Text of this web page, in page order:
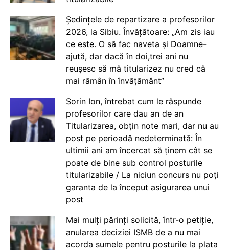
Ședințele de repartizare a profesorilor
2026, la Sibiu. Învățătoare: „Am zis iau
ce este. O să fac naveta și Doamne-
ajută, dar dacă în doi,trei ani nu
reușesc să mă titularizez nu cred că
mai rămân în învățământ”
Sorin Ion, întrebat cum le răspunde
profesorilor care dau an de an
Titularizarea, obțin note mari, dar nu au
post pe perioadă nedeterminată: În
ultimii ani am încercat să ținem cât se
poate de bine sub control posturile
titularizabile / La niciun concurs nu poți
garanta de la început asigurarea unui
post
Mai mulți părinți solicită, într-o petiție,
anularea deciziei ISMB de a nu mai
acorda sumele pentru posturile la plata